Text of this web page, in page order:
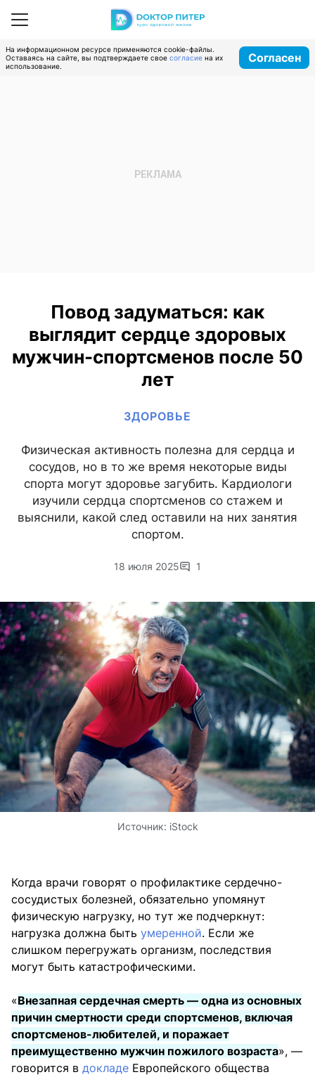
На информационном ресурсе применяются cookie-файлы.
Оставаясь на сайте, вы подтверждаете свое согласие на их
использование.
Согласен
Повод задуматься: как
выглядит сердце здоровых
мужчин-спортсменов после 50
лет
ЗДОРОВЬЕ
Физическая активность полезна для сердца и
сосудов, но в то же время некоторые виды
спорта могут здоровье загубить. Кардиологи
изучили сердца спортсменов со стажем и
выяснили, какой след оставили на них занятия
спортом.
18 июля 2025 1
Источник: iStock
Когда врачи говорят о профилактике сердечно-
сосудистых болезней, обязательно упомянут
физическую нагрузку, но тут же подчеркнут:
нагрузка должна быть умеренной. Если же
слишком перегружать организм, последствия
могут быть катастрофическими.
«Внезапная сердечная смерть — одна из основных
причин смертности среди спортсменов, включая
спортсменов-любителей, и поражает
преимущественно мужчин пожилого возраста», —
говорится в докладе Европейского общества